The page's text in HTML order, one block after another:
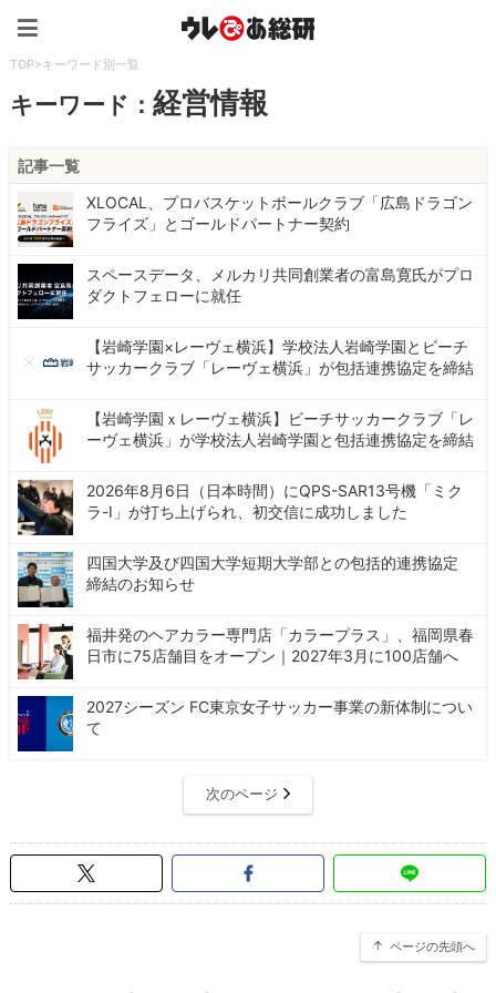
TOP>キーワード別一覧
キーワード：経営情報
記事一覧
XLOCAL、プロバスケットボールクラブ「広島ドラゴン
フライズ」とゴールドパートナー契約
スペースデータ、メルカリ共同創業者の富島寛氏がプロ
ダクトフェローに就任
【岩崎学園×レーヴェ横浜】学校法人岩崎学園とビーチ
サッカークラブ「レーヴェ横浜」が包括連携協定を締結
【岩崎学園ｘレーヴェ横浜】ビーチサッカークラブ「レ
ーヴェ横浜」が学校法人岩崎学園と包括連携協定を締結
2026年8月6日（日本時間）にQPS-SAR13号機「ミク
ラ-I」が打ち上げられ、初交信に成功しました
四国大学及び四国大学短期大学部との包括的連携協定
締結のお知らせ
福井発のヘアカラー専門店「カラープラス」、福岡県春
日市に75店舗目をオープン｜2027年3月に100店舗へ
2027シーズン FC東京女子サッカー事業の新体制につい
て
次のページ
ページの先頭へ